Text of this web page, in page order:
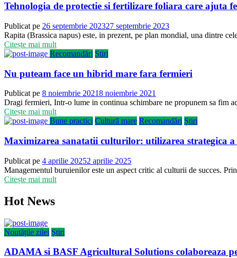
Tehnologia de protectie si fertilizare foliara care ajuta
Publicat pe 26 septembrie 202327 septembrie 2023
Rapita (Brassica napus) este, in prezent, pe plan mondial, una dintre
Citește mai mult
Recomandări Știri
Nu puteam face un hibrid mare fara fermieri
Publicat pe 8 noiembrie 20218 noiembrie 2021
Dragi fermieri, Intr-o lume in continua schimbare ne propunem sa fim
Citește mai mult
Bune practici Cultură mare Recomandări Știri
Maximizarea sanatatii culturilor: utilizarea strategica
Publicat pe 4 aprilie 20252 aprilie 2025
Managementul buruienilor este un aspect critic al culturii de succes.
Citește mai mult
Hot News
Noutățile zilei Știri
ADAMA si BASF Agricultural Solutions colaboreaza